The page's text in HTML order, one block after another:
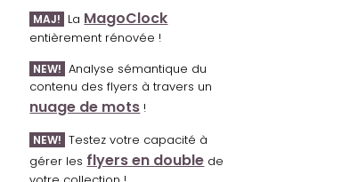
MAJ! La MagoClock
entièrement rénovée !
NEW! Analyse sémantique du
contenu des flyers à travers un
nuage de mots !
NEW! Testez votre capacité à
gérer les flyers en double de